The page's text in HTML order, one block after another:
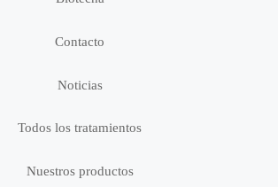
Contacto
Noticias
Todos los tratamientos
Nuestros productos